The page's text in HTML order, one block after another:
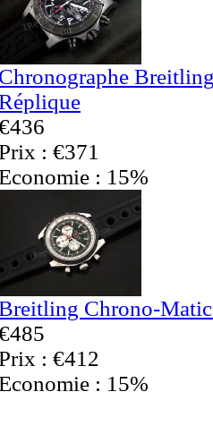
Chronographe
: €371
: 15%
Chrono-
: €412
: 15%